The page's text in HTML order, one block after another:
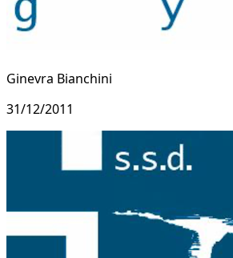
Ginevra Bianchini
31/12/2011